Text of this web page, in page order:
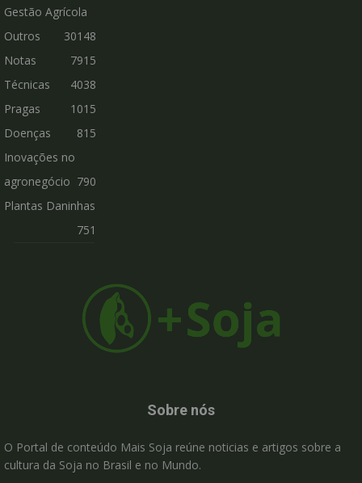
Gestão Agrícola
30148
Outros
7915
Notas
Técnicas
4038
Pragas
1015
Doenças
815
Inovações no
agronegócio 790
Plantas Daninhas
751
Sobre nós
O Portal de conteúdo Mais Soja reúne noticias e artigos sobre a
cultura da Soja no Brasil e no Mundo.